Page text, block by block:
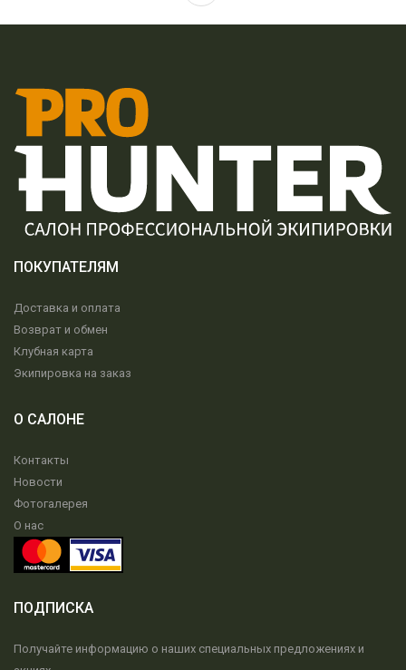
ПОКУПАТЕЛЯМ
Доставка и оплата
Возврат и обмен
Клубная карта
Экипировка на заказ
О САЛОНЕ
Контакты
Новости
Фотогалерея
О нас
ПОДПИСКА
Получайте информацию о наших специальных предложениях и